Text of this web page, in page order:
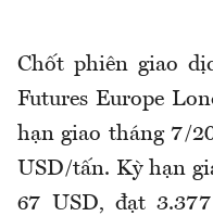
Chốt phiên giao
Futures Europe
hạn giao tháng 7/
USD/tấn. Kỳ hạn
67 USD, đạt